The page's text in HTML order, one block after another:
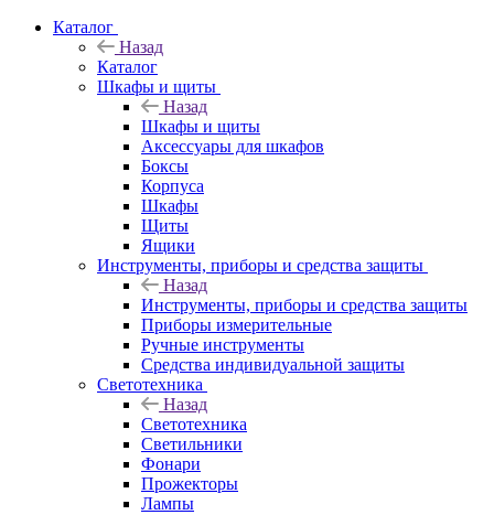
Каталог
Назад
Каталог
Шкафы и щиты
Назад
Шкафы и щиты
Аксессуары для шкафов
Боксы
Корпуса
Шкафы
Щиты
Ящики
Инструменты, приборы и средства защиты
Назад
Инструменты, приборы и средства защиты
Приборы измерительные
Ручные инструменты
Средства индивидуальной защиты
Светотехника
Назад
Светотехника
Светильники
Фонари
Прожекторы
Лампы